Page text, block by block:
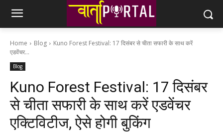
Home Blog
Kuno Forest Festival: 17 दिसंबर से चीता सफारी के साथ करें
एडवेंचर...
Blog
Kuno Forest Festival: 17 दिसंबर
से चीता सफारी के साथ करें एडवेंचर
एक्टिविटीज, ऐसे होगी बुकिंग